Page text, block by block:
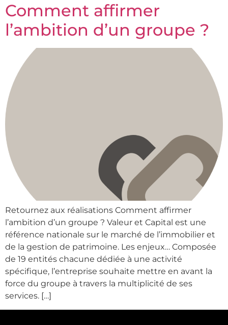
Comment affirmer
l’ambition d’un groupe ?
Retournez aux réalisations Comment affirmer
l’ambition d’un groupe ? Valeur et Capital est une
référence nationale sur le marché de l’immobilier et
de la gestion de patrimoine. Les enjeux… Composée
de 19 entités chacune dédiée à une activité
spécifique, l’entreprise souhaite mettre en avant la
force du groupe à travers la multiplicité de ses
services. […]